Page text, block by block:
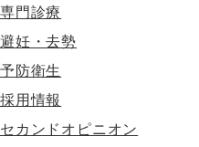
専門診療
避妊・去勢
予防衛生
採用情報
セカンドオピニオン